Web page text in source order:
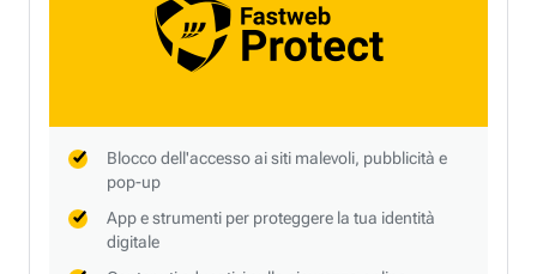
Blocco dell'accesso ai siti malevoli, pubblicità e
pop-up
App e strumenti per proteggere la tua identità
digitale